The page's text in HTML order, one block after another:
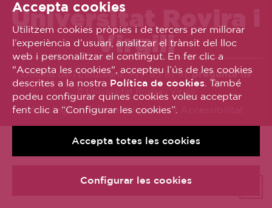
Accepta cookies
Utilitzem cookies pròpies i de tercers per millorar
l’experiència d’usuari, analitzar el trànsit del lloc
web i personalitzar el contingut. En fer clic a
"Accepta les cookies", accepteu l’ús de les cookies
descrites a la nostra Política de cookies . També
podeu configurar quines cookies voleu acceptar
fent clic a “Configurar les cookies”.
Accepta totes les cookies
Configurar les cookies
Universitat Rovira i
Virgili
Oficina de l’Estudiant, 977 55 81 91,pregunta’ns
© Universitat Rovira i Virgili
Avís legal Política de galetes